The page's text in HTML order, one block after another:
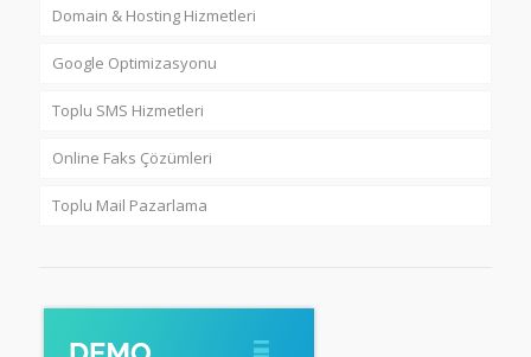
Domain & Hosting Hizmetleri
Google Optimizasyonu
Toplu SMS Hizmetleri
Online Faks Çözümleri
Toplu Mail Pazarlama